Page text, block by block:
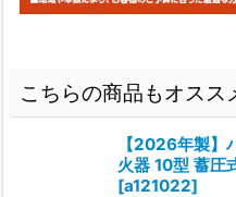
こちらの商品もオスス
【2026年製】
火器 10型 蓄圧
[a121022]